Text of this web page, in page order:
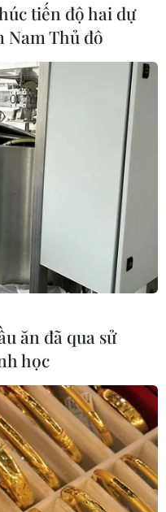
sang chấn tâm
khiếp tại cảng
bị tác động sâu sắc,
để khôi phục cuộc
tiến độ hai dự
Nam Thủ đô
ăn đã qua sử
học